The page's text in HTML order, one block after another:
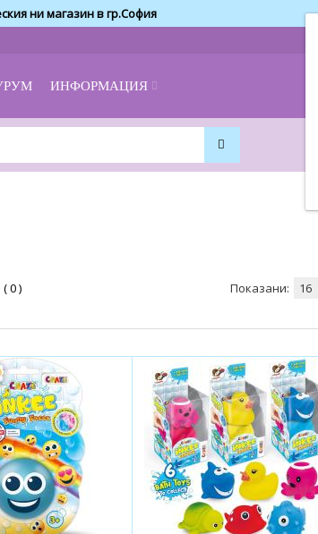
ни магазин в гр.София
ИНФОРМАЦИЯ
0 ) Показани: